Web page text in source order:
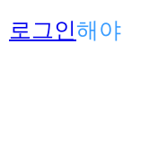
로그인해야